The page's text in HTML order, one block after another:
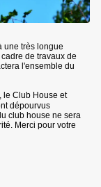
une très longue
de travaux de
l'ensemble du
le Club House et
dépourvus
club house ne sera
Merci pour votre